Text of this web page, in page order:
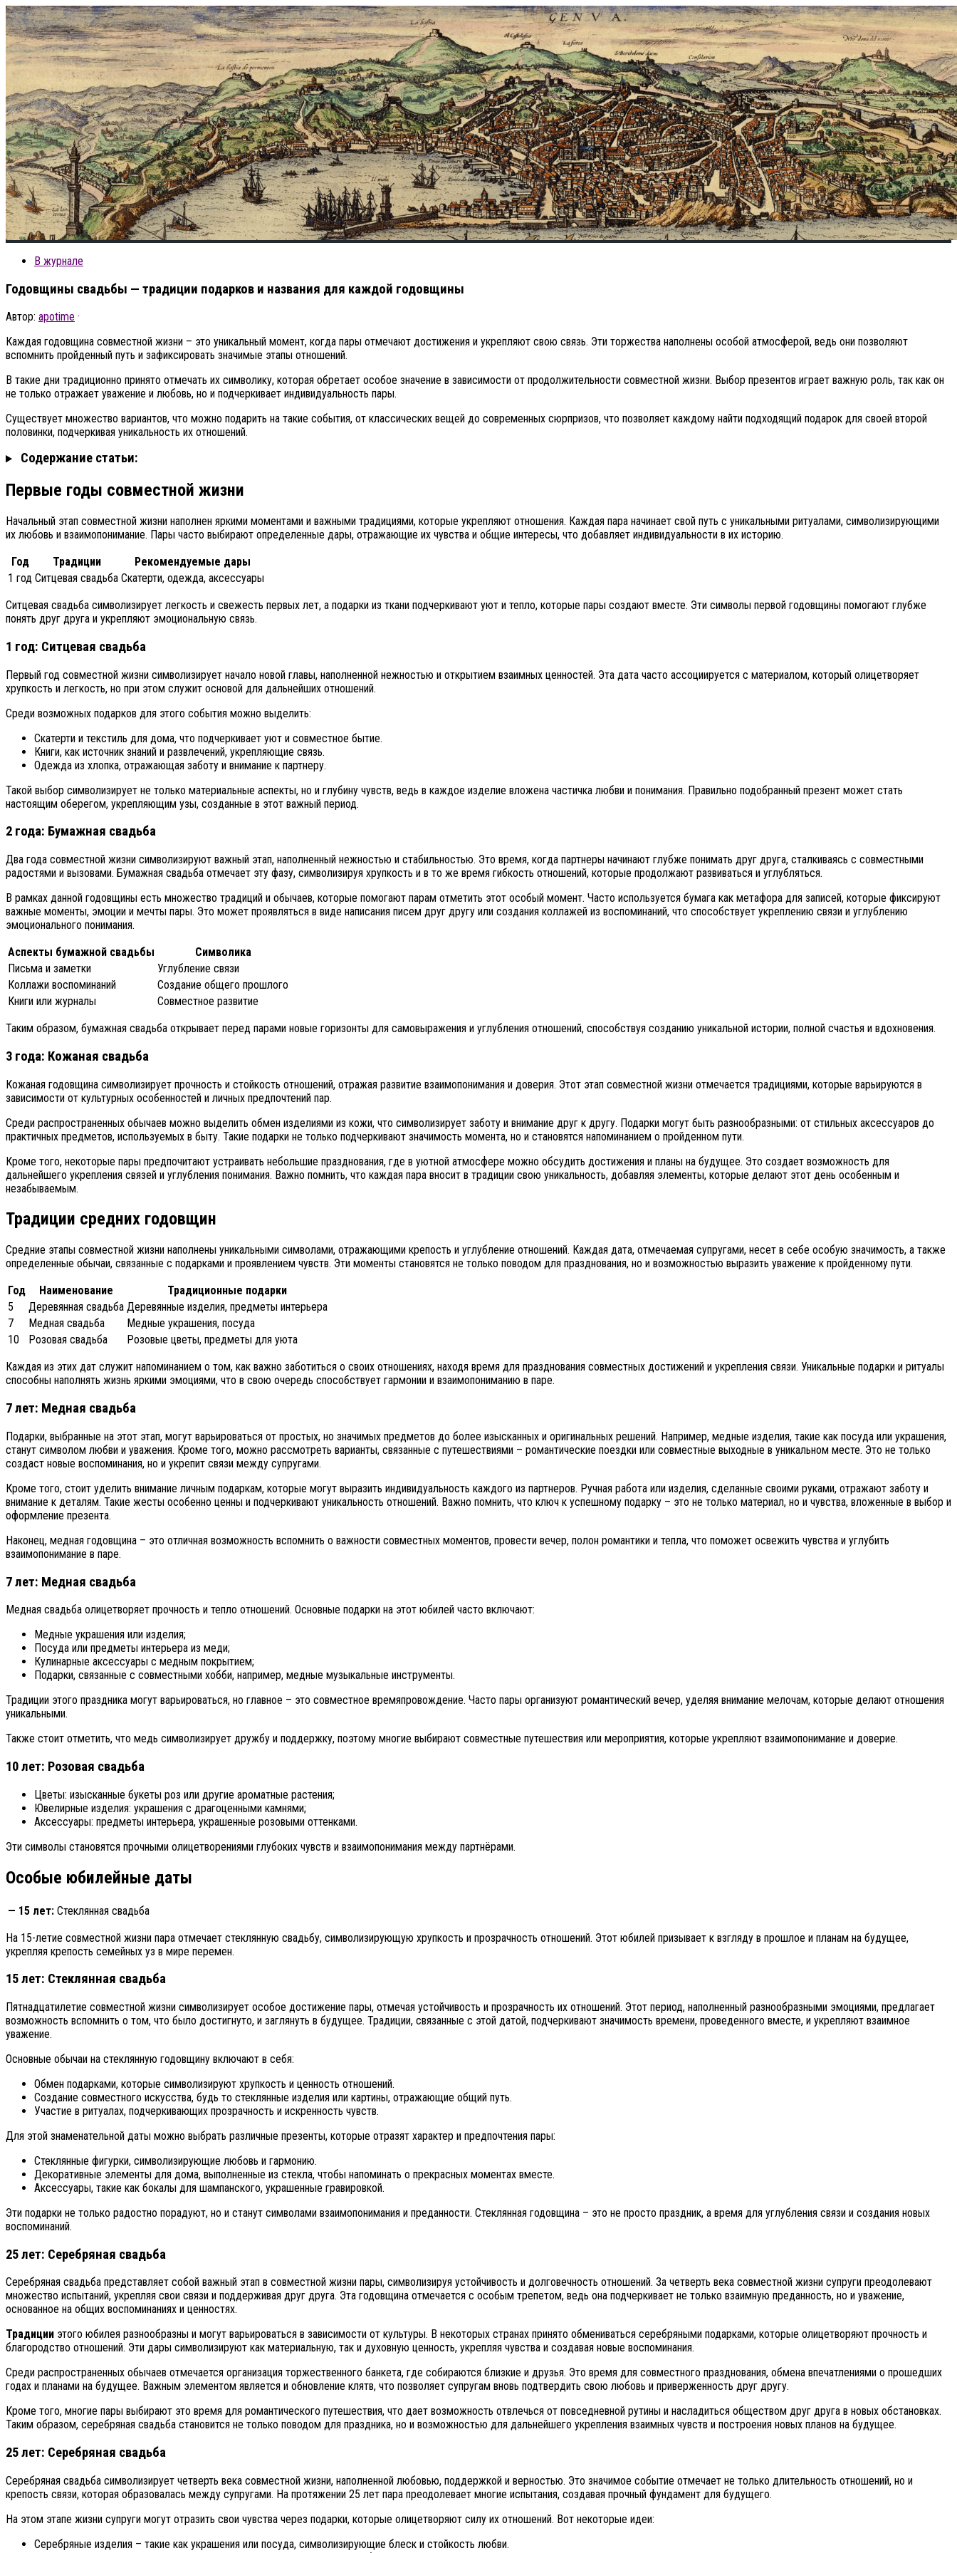
В журнале
Годовщины свадьбы — традиции подарков и названия для каждой годовщины
Автор: apotime ·
Каждая годовщина совместной жизни – это уникальный момент, когда пары отмечают достижения и укрепляют свою связь. Эти торжества наполнены особой атмосферой, ведь они позволяют
вспомнить пройденный путь и зафиксировать значимые этапы отношений.
В такие дни традиционно принято отмечать их символику, которая обретает особое значение в зависимости от продолжительности совместной жизни. Выбор презентов играет важную роль, так как он
не только отражает уважение и любовь, но и подчеркивает индивидуальность пары.
Существует множество вариантов, что можно подарить на такие события, от классических вещей до современных сюрпризов, что позволяет каждому найти подходящий подарок для своей второй
половинки, подчеркивая уникальность их отношений.
Содержание статьи:
Первые годы совместной жизни
Начальный этап совместной жизни наполнен яркими моментами и важными традициями, которые укрепляют отношения. Каждая пара начинает свой путь с уникальными ритуалами, символизирующими
их любовь и взаимопонимание. Пары часто выбирают определенные дары, отражающие их чувства и общие интересы, что добавляет индивидуальности в их историю.
Год
Традиции
Рекомендуемые дары
1 год Ситцевая свадьба Скатерти, одежда, аксессуары
Ситцевая свадьба символизирует легкость и свежесть первых лет, а подарки из ткани подчеркивают уют и тепло, которые пары создают вместе. Эти символы первой годовщины помогают глубже
понять друг друга и укрепляют эмоциональную связь.
1 год: Ситцевая свадьба
Первый год совместной жизни символизирует начало новой главы, наполненной нежностью и открытием взаимных ценностей. Эта дата часто ассоциируется с материалом, который олицетворяет
хрупкость и легкость, но при этом служит основой для дальнейших отношений.
Среди возможных подарков для этого события можно выделить:
Скатерти и текстиль для дома, что подчеркивает уют и совместное бытие.
Книги, как источник знаний и развлечений, укрепляющие связь.
Одежда из хлопка, отражающая заботу и внимание к партнеру.
Такой выбор символизирует не только материальные аспекты, но и глубину чувств, ведь в каждое изделие вложена частичка любви и понимания. Правильно подобранный презент может стать
настоящим оберегом, укрепляющим узы, созданные в этот важный период.
2 года: Бумажная свадьба
Два года совместной жизни символизируют важный этап, наполненный нежностью и стабильностью. Это время, когда партнеры начинают глубже понимать друг друга, сталкиваясь с совместными
радостями и вызовами. Бумажная свадьба отмечает эту фазу, символизируя хрупкость и в то же время гибкость отношений, которые продолжают развиваться и углубляться.
В рамках данной годовщины есть множество традиций и обычаев, которые помогают парам отметить этот особый момент. Часто используется бумага как метафора для записей, которые фиксируют
важные моменты, эмоции и мечты пары. Это может проявляться в виде написания писем друг другу или создания коллажей из воспоминаний, что способствует укреплению связи и углублению
эмоционального понимания.
Аспекты бумажной свадьбы
Символика
Письма и заметки
Углубление связи
Коллажи воспоминаний
Создание общего прошлого
Книги или журналы
Совместное развитие
Таким образом, бумажная свадьба открывает перед парами новые горизонты для самовыражения и углубления отношений, способствуя созданию уникальной истории, полной счастья и вдохновения.
3 года: Кожаная свадьба
Кожаная годовщина символизирует прочность и стойкость отношений, отражая развитие взаимопонимания и доверия. Этот этап совместной жизни отмечается традициями, которые варьируются в
зависимости от культурных особенностей и личных предпочтений пар.
Среди распространенных обычаев можно выделить обмен изделиями из кожи, что символизирует заботу и внимание друг к другу. Подарки могут быть разнообразными: от стильных аксессуаров до
практичных предметов, используемых в быту. Такие подарки не только подчеркивают значимость момента, но и становятся напоминанием о пройденном пути.
Кроме того, некоторые пары предпочитают устраивать небольшие празднования, где в уютной атмосфере можно обсудить достижения и планы на будущее. Это создает возможность для
дальнейшего укрепления связей и углубления понимания. Важно помнить, что каждая пара вносит в традиции свою уникальность, добавляя элементы, которые делают этот день особенным и
незабываемым.
Традиции средних годовщин
Средние этапы совместной жизни наполнены уникальными символами, отражающими крепость и углубление отношений. Каждая дата, отмечаемая супругами, несет в себе особую значимость, а также
определенные обычаи, связанные с подарками и проявлением чувств. Эти моменты становятся не только поводом для празднования, но и возможностью выразить уважение к пройденному пути.
Год
Наименование
Традиционные подарки
5
Деревянная свадьба Деревянные изделия, предметы интерьера
7
Медная свадьба
Медные украшения, посуда
10
Розовая свадьба
Розовые цветы, предметы для уюта
Каждая из этих дат служит напоминанием о том, как важно заботиться о своих отношениях, находя время для празднования совместных достижений и укрепления связи. Уникальные подарки и ритуалы
способны наполнять жизнь яркими эмоциями, что в свою очередь способствует гармонии и взаимопониманию в паре.
7 лет: Медная свадьба
Подарки, выбранные на этот этап, могут варьироваться от простых, но значимых предметов до более изысканных и оригинальных решений. Например, медные изделия, такие как посуда или украшения,
станут символом любви и уважения. Кроме того, можно рассмотреть варианты, связанные с путешествиями – романтические поездки или совместные выходные в уникальном месте. Это не только
создаст новые воспоминания, но и укрепит связи между супругами.
Кроме того, стоит уделить внимание личным подаркам, которые могут выразить индивидуальность каждого из партнеров. Ручная работа или изделия, сделанные своими руками, отражают заботу и
внимание к деталям. Такие жесты особенно ценны и подчеркивают уникальность отношений. Важно помнить, что ключ к успешному подарку – это не только материал, но и чувства, вложенные в выбор и
оформление презента.
Наконец, медная годовщина – это отличная возможность вспомнить о важности совместных моментов, провести вечер, полон романтики и тепла, что поможет освежить чувства и углубить
взаимопонимание в паре.
7 лет: Медная свадьба
Медная свадьба олицетворяет прочность и тепло отношений. Основные подарки на этот юбилей часто включают:
Медные украшения или изделия;
Посуда или предметы интерьера из меди;
Кулинарные аксессуары с медным покрытием;
Подарки, связанные с совместными хобби, например, медные музыкальные инструменты.
Традиции этого праздника могут варьироваться, но главное – это совместное времяпровождение. Часто пары организуют романтический вечер, уделяя внимание мелочам, которые делают отношения
уникальными.
Также стоит отметить, что медь символизирует дружбу и поддержку, поэтому многие выбирают совместные путешествия или мероприятия, которые укрепляют взаимопонимание и доверие.
10 лет: Розовая свадьба
Цветы: изысканные букеты роз или другие ароматные растения;
Ювелирные изделия: украшения с драгоценными камнями;
Аксессуары: предметы интерьера, украшенные розовыми оттенками.
Эти символы становятся прочными олицетворениями глубоких чувств и взаимопонимания между партнёрами.
Особые юбилейные даты
— 15 лет: Стеклянная свадьба
На 15-летие совместной жизни пара отмечает стеклянную свадьбу, символизирующую хрупкость и прозрачность отношений. Этот юбилей призывает к взгляду в прошлое и планам на будущее,
укрепляя крепость семейных уз в мире перемен.
15 лет: Стеклянная свадьба
Пятнадцатилетие совместной жизни символизирует особое достижение пары, отмечая устойчивость и прозрачность их отношений. Этот период, наполненный разнообразными эмоциями, предлагает
возможность вспомнить о том, что было достигнуто, и заглянуть в будущее. Традиции, связанные с этой датой, подчеркивают значимость времени, проведенного вместе, и укрепляют взаимное
уважение.
Основные обычаи на стеклянную годовщину включают в себя:
Обмен подарками, которые символизируют хрупкость и ценность отношений.
Создание совместного искусства, будь то стеклянные изделия или картины, отражающие общий путь.
Участие в ритуалах, подчеркивающих прозрачность и искренность чувств.
Для этой знаменательной даты можно выбрать различные презенты, которые отразят характер и предпочтения пары:
Стеклянные фигурки, символизирующие любовь и гармонию.
Декоративные элементы для дома, выполненные из стекла, чтобы напоминать о прекрасных моментах вместе.
Аксессуары, такие как бокалы для шампанского, украшенные гравировкой.
Эти подарки не только радостно порадуют, но и станут символами взаимопонимания и преданности. Стеклянная годовщина – это не просто праздник, а время для углубления связи и создания новых
воспоминаний.
25 лет: Серебряная свадьба
Серебряная свадьба представляет собой важный этап в совместной жизни пары, символизируя устойчивость и долговечность отношений. За четверть века совместной жизни супруги преодолевают
множество испытаний, укрепляя свои связи и поддерживая друг друга. Эта годовщина отмечается с особым трепетом, ведь она подчеркивает не только взаимную преданность, но и уважение,
основанное на общих воспоминаниях и ценностях.
Традиции этого юбилея разнообразны и могут варьироваться в зависимости от культуры. В некоторых странах принято обмениваться серебряными подарками, которые олицетворяют прочность и
благородство отношений. Эти дары символизируют как материальную, так и духовную ценность, укрепляя чувства и создавая новые воспоминания.
Среди распространенных обычаев отмечается организация торжественного банкета, где собираются близкие и друзья. Это время для совместного празднования, обмена впечатлениями о прошедших
годах и планами на будущее. Важным элементом является и обновление клятв, что позволяет супругам вновь подтвердить свою любовь и приверженность друг другу.
Кроме того, многие пары выбирают это время для романтического путешествия, что дает возможность отвлечься от повседневной рутины и насладиться обществом друг друга в новых обстановках.
Таким образом, серебряная свадьба становится не только поводом для праздника, но и возможностью для дальнейшего укрепления взаимных чувств и построения новых планов на будущее.
25 лет: Серебряная свадьба
Серебряная свадьба символизирует четверть века совместной жизни, наполненной любовью, поддержкой и верностью. Это значимое событие отмечает не только длительность отношений, но и
крепость связи, которая образовалась между супругами. На протяжении 25 лет пара преодолевает многие испытания, создавая прочный фундамент для будущего.
На этом этапе жизни супруги могут отразить свои чувства через подарки, которые олицетворяют силу их отношений. Вот некоторые идеи:
Серебряные изделия – такие как украшения или посуда, символизирующие блеск и стойкость любви.